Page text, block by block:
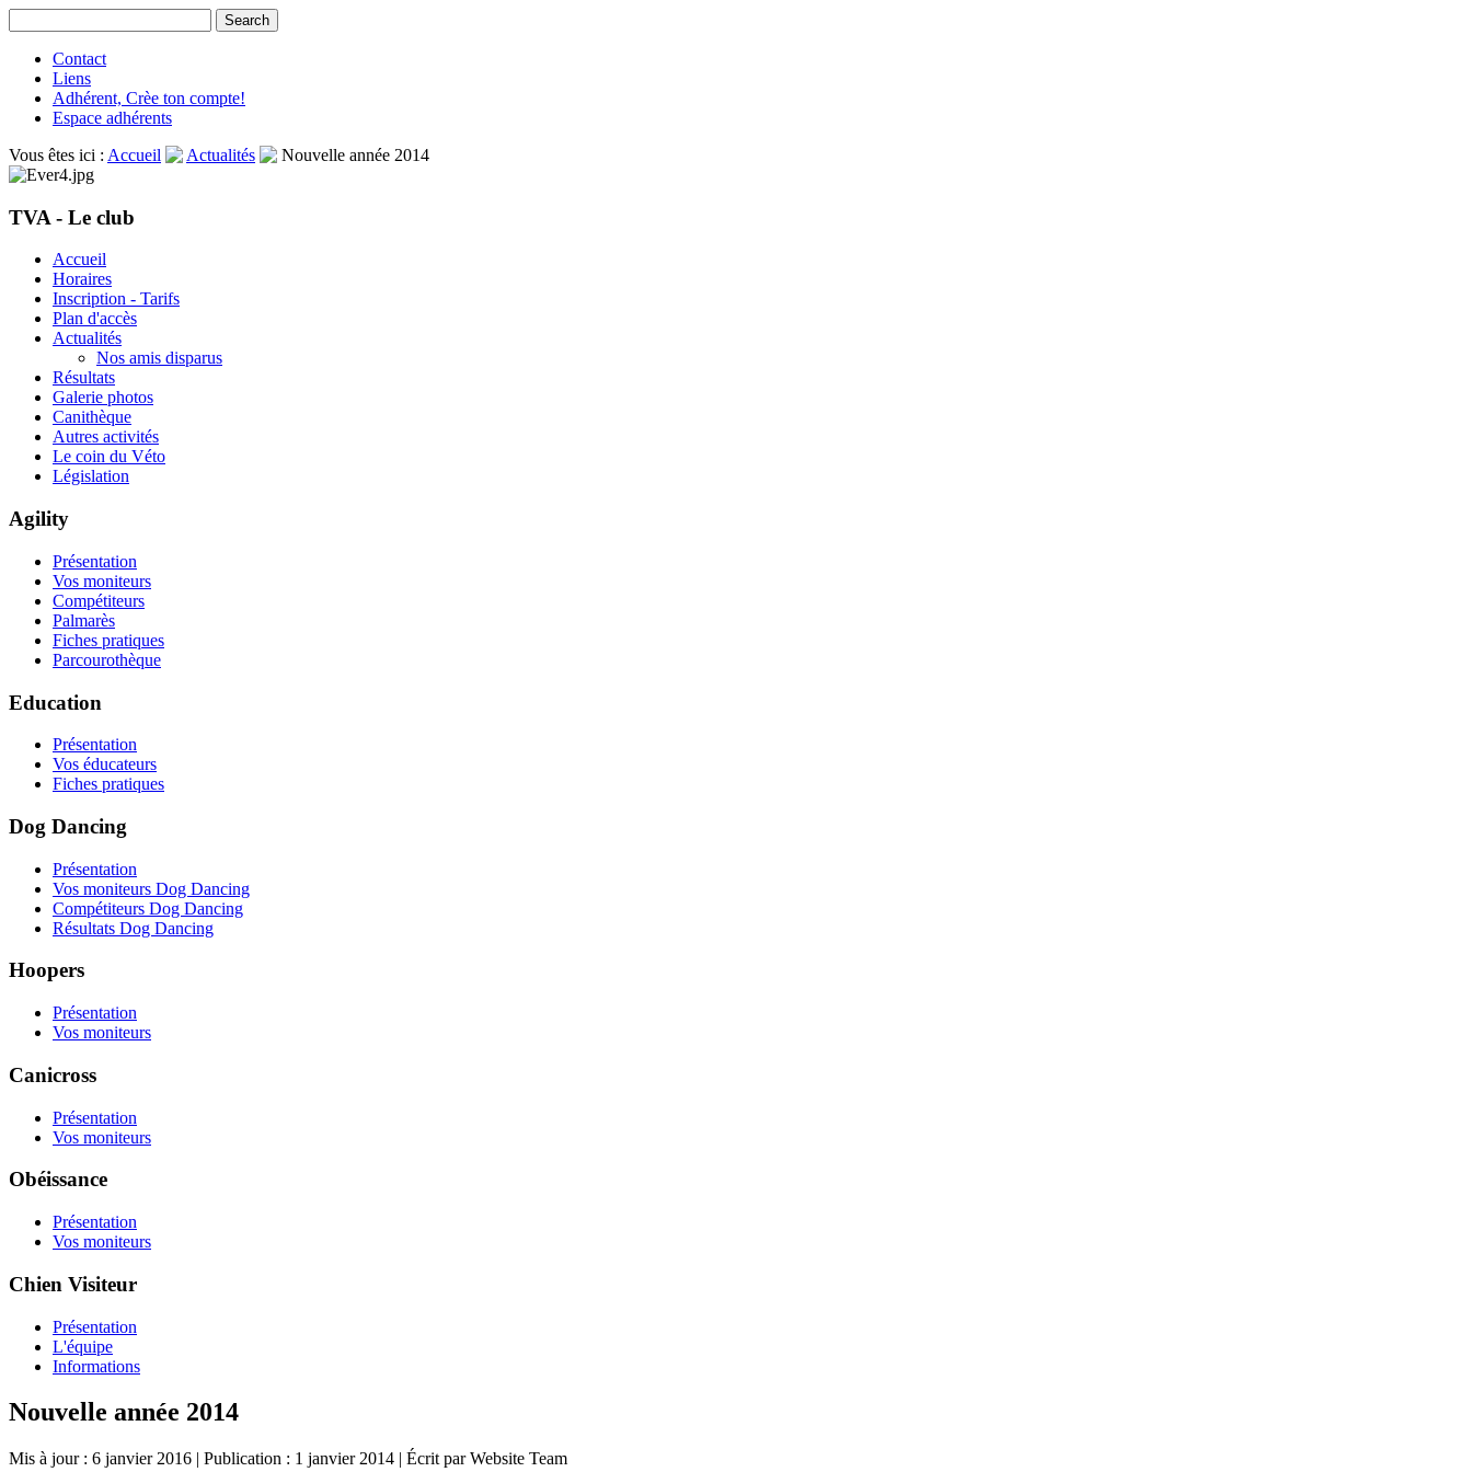
Contact
Liens
Adhérent, Crèe ton compte!
Espace adhérents
Vous êtes ici : Accueil Actualités Nouvelle année 2014
TVA - Le club
Accueil
Horaires
Inscription - Tarifs
Plan d'accès
Actualités
Nos amis disparus
Résultats
Galerie photos
Canithèque
Autres activités
Le coin du Véto
Législation
Agility
Présentation
Vos moniteurs
Compétiteurs
Palmarès
Fiches pratiques
Parcourothèque
Education
Présentation
Vos éducateurs
Fiches pratiques
Dog Dancing
Présentation
Vos moniteurs Dog Dancing
Compétiteurs Dog Dancing
Résultats Dog Dancing
Hoopers
Présentation
Vos moniteurs
Canicross
Présentation
Vos moniteurs
Obéissance
Présentation
Vos moniteurs
Chien Visiteur
Présentation
L'équipe
Informations
Nouvelle année 2014
Mis à jour : 6 janvier 2016 | Publication : 1 janvier 2014 | Écrit par Website Team